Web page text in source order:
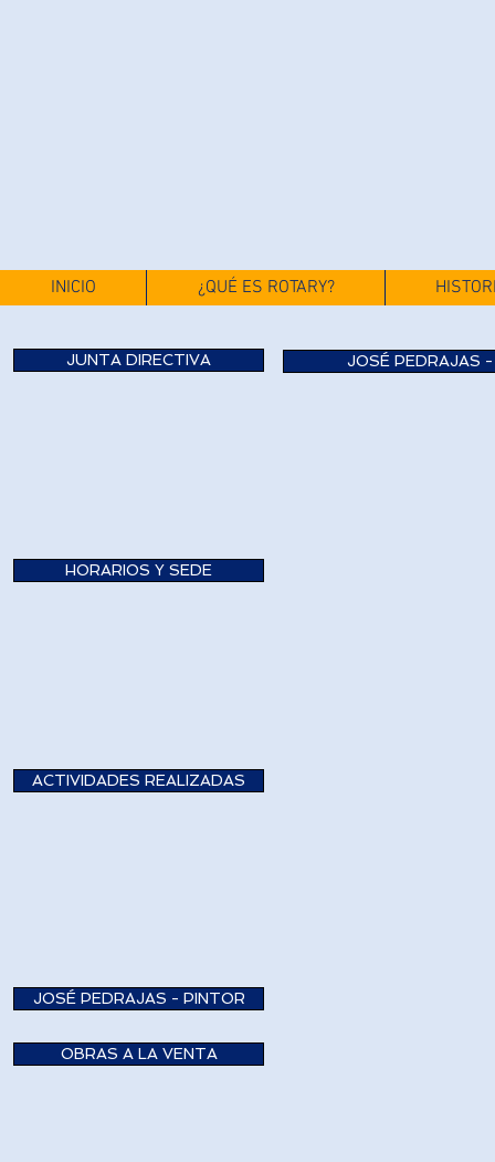
INICIO ¿QUÉ ES ROTARY?
JUNTA DIRECTIVA
HORARIOS Y SEDE
ACTIVIDADES REALIZADAS
JOSÉ PEDRAJAS - PINTOR
OBRAS A LA VENTA
JOSÉ PEDRAJAS